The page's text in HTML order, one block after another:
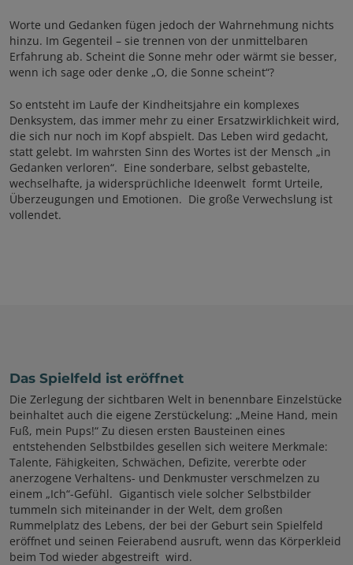
Worte und Gedanken fügen jedoch der Wahrnehmung nichts
hinzu. Im Gegenteil – sie trennen von der unmittelbaren
Erfahrung ab. Scheint die Sonne mehr oder wärmt sie besser,
wenn ich sage oder denke „O, die Sonne scheint“?
So entsteht im Laufe der Kindheitsjahre ein komplexes
Denksystem, das immer mehr zu einer Ersatzwirklichkeit wird,
die sich nur noch im Kopf abspielt. Das Leben wird gedacht,
statt gelebt. Im wahrsten Sinn des Wortes ist der Mensch „in
Gedanken verloren“. Eine sonderbare, selbst gebastelte,
wechselhafte, ja widersprüchliche Ideenwelt formt Urteile,
Überzeugungen und Emotionen. Die große Verwechslung ist
vollendet.
Das Spielfeld ist eröffnet
Die Zerlegung der sichtbaren Welt in benennbare Einzelstücke
beinhaltet auch die eigene Zerstückelung: „Meine Hand, mein
Fuß, mein Pups!“ Zu diesen ersten Bausteinen eines
entstehenden Selbstbildes gesellen sich weitere Merkmale:
Talente, Fähigkeiten, Schwächen, Defizite, vererbte oder
anerzogene Verhaltens- und Denkmuster verschmelzen zu
einem „Ich“-Gefühl. Gigantisch viele solcher Selbstbilder
tummeln sich miteinander in der Welt, dem großen
Rummelplatz des Lebens, der bei der Geburt sein Spielfeld
eröffnet und seinen Feierabend ausruft, wenn das Körperkleid
beim Tod wieder abgestreift wird.